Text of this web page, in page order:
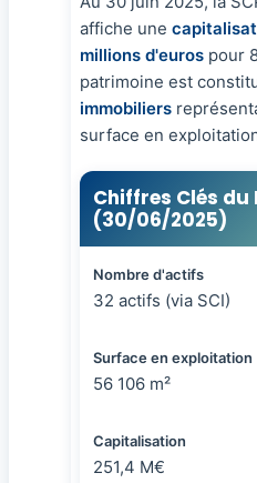
affiche une
millions d'euros pour
patrimoine est
immobiliers
surface en
Chiffres Clés
(30/06/2025)
Nombre d'actifs
32 actifs (via SCI)
Surface en exploitation
56 106 m²
Capitalisation
251,4 M€